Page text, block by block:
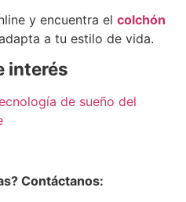
y encuentra elcolchón
a tu estilo de vida.
interés
de sueño del
Contáctanos: